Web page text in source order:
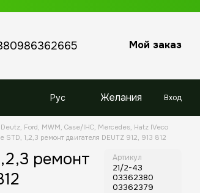
Мой заказ
Рус Желания Вход
Ford, MWM, Case/IHC, Mercedes, Hatz IVeco
1,2,3 ремонт двигателя DEUTZ 912, 913 812
ремонт
Артикул
21/2-43
03362380
03362379